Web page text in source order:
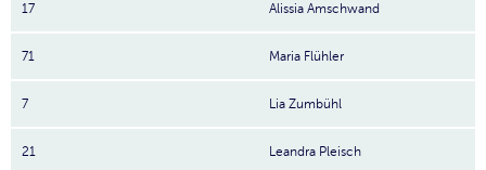
17 Alissia Amschwand
71 Maria Flühler
7 Lia Zumbühl
21 Leandra Pleisch